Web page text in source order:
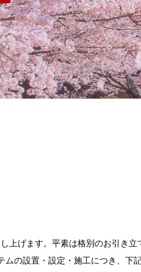
上げます。平素は格別のお引き立
ムの設置・設定・施工につき、